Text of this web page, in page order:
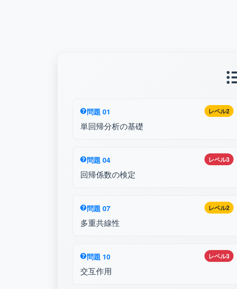
レベル2
問題 01
単回帰分析の基礎
レベル3
問題 04
回帰係数の検定
レベル2
問題 07
多重共線性
レベル3
問題 10
交互作用